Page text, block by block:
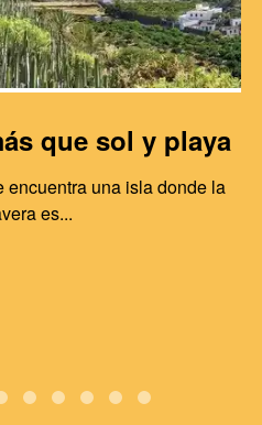
que sol y playa
encuentra una isla donde la
es...